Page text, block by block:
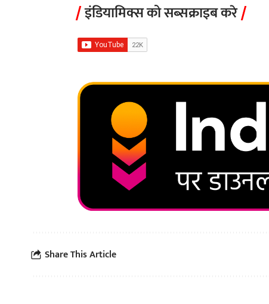
इंडियामिक्स को सब्सक्राइब करे
Share This Article